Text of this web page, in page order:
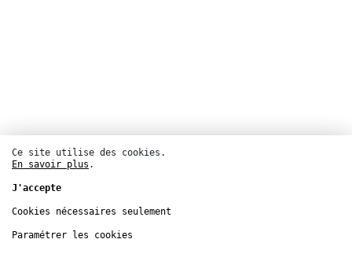
Danse
Centre Pompidou
Ce site utilise des cookies.
En savoir plus .
J'accepte
Cookies nécessaires seulement
Paramétrer les cookies